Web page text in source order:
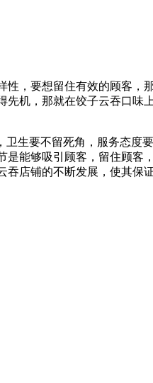
，要想留住有效的顾客，
机，那就在饺子云吞口味
生要不留死角，服务态度
能够吸引顾客，留住顾客
店铺的不断发展，使其保